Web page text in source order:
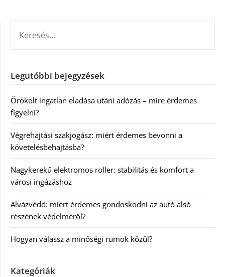
Legutóbbi bejegyzések
Örökölt ingatlan eladása utáni adózás – mire érdemes
figyelni?
Végrehajtási szakjogász: miért érdemes bevonni a
követelésbehajtásba?
Nagykerekű elektromos roller: stabilitás és komfort a
városi ingázáshoz
Alvázvédő: miért érdemes gondoskodni az autó alsó
részének védelméről?
Hogyan válassz a minőségi rumok közül?
Kategóriák